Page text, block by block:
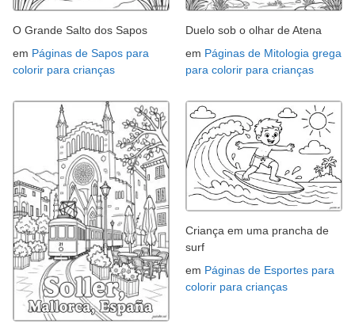
O Grande Salto dos Sapos
em Páginas de Sapos para
colorir para crianças
Duelo sob o olhar de Atena
em Páginas de Mitologia grega
para colorir para crianças
Criança em uma prancha de
surf
em Páginas de Esportes para
colorir para crianças